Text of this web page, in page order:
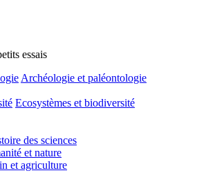
essais
Archéologie et paléontologie
Ecosystèmes et biodiversité
des sciences
et nature
et agriculture